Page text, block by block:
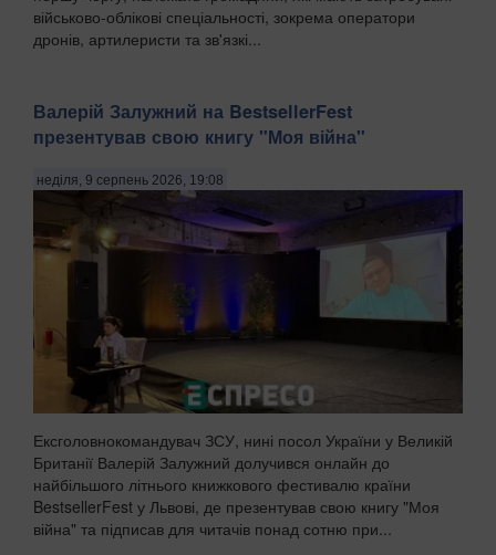
військово-облікові спеціальності, зокрема оператори
дронів, артилеристи та зв'язкі...
Валерій Залужний на BestsellerFest
презентував свою книгу "Моя війна"
неділя, 9 серпень 2026, 19:08
Ексголовнокомандувач ЗСУ, нині посол України у Великій
Британії Валерій Залужний долучився онлайн до
найбільшого літнього книжкового фестивалю країни
BestsellerFest у Львові, де презентував свою книгу "Моя
війна" та підписав для читачів понад сотню при...